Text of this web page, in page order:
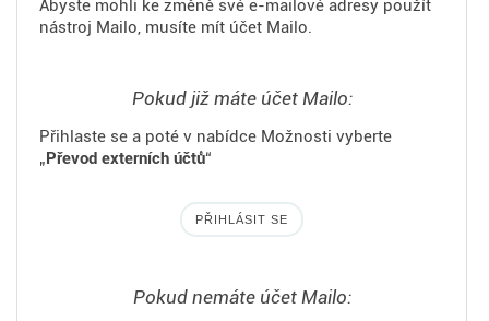
Abyste mohli ke změně své e-mailové adresy použít
nástroj Mailo, musíte mít účet Mailo.
Pokud již máte účet Mailo:
Přihlaste se a poté v nabídce Možnosti vyberte
„Převod externích účtů“
PŘIHLÁSIT SE
Pokud nemáte účet Mailo: